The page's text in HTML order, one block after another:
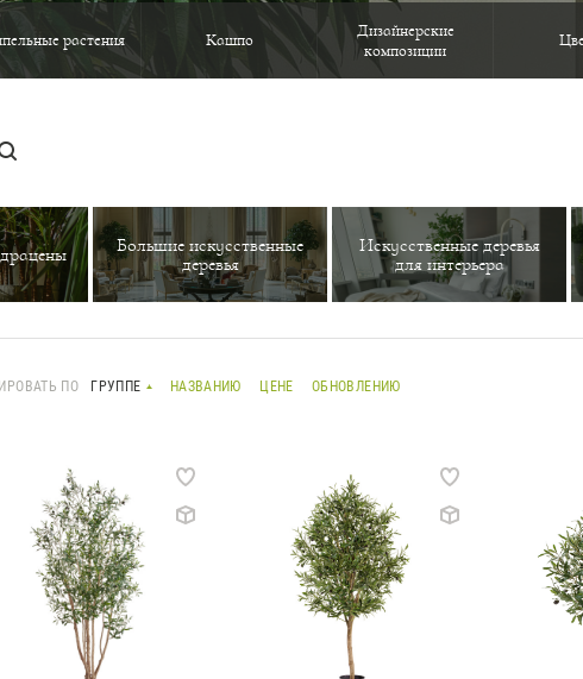
растения Кашпо
Дизайнерские
композиции
Большие искусственные
деревья
Искусственные деревья
для интерьера
ПО ГРУППЕ НАЗВАНИЮ ЦЕНЕ ОБНОВЛЕНИЮ